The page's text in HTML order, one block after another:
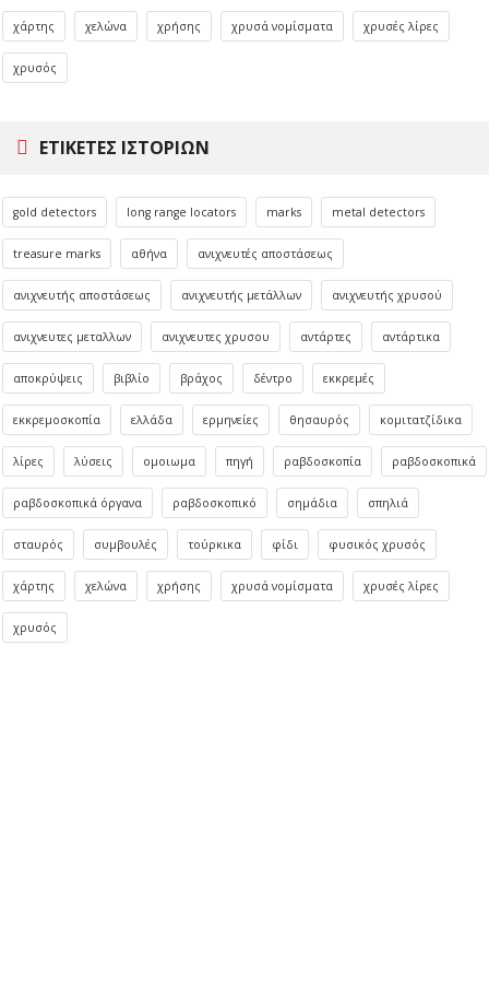
χάρτης χελώνα χρήσης χρυσά νομίσματα χρυσές λίρες
χρυσός
ΕΤΙΚΈΤΕΣ ΙΣΤΟΡΙΏΝ
gold detectors long range locators marks metal detectors
treasure marks αθήνα ανιχνευτές αποστάσεως
ανιχνευτής αποστάσεως ανιχνευτής μετάλλων ανιχνευτής χρυσού
ανιχνευτες μεταλλων ανιχνευτες χρυσου αντάρτες αντάρτικα
αποκρύψεις βιβλίο βράχος δέντρο εκκρεμές
εκκρεμοσκοπία ελλάδα ερμηνείες θησαυρός κομιτατζίδικα
λίρες λύσεις ομοιωμα πηγή ραβδοσκοπία ραβδοσκοπικά
ραβδοσκοπικά όργανα ραβδοσκοπικό σημάδια σπηλιά
σταυρός συμβουλές τούρκικα φίδι φυσικός χρυσός
χάρτης χελώνα χρήσης χρυσά νομίσματα χρυσές λίρες
χρυσός